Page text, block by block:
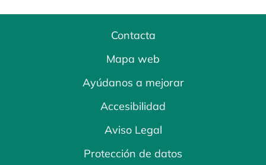
Contacta
Mapa web
Ayúdanos a mejorar
Accesibilidad
Aviso Legal
Protección de datos